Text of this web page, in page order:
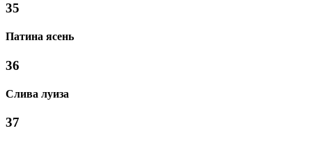
35
Патина ясень
36
Слива луиза
37